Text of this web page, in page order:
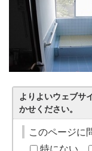
よりよいウェブサ
かせください。
このページに
特にない